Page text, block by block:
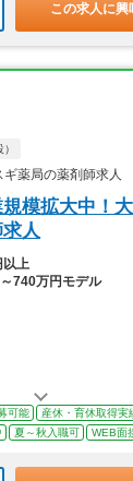
この求人に興
薬局の薬剤師求人
規模拡大中！
人
以上
740万円モデル
可能 産休・育休取得実
夏～秋入職可 WEB面